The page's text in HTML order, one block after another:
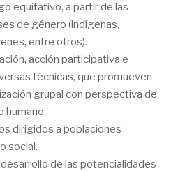
equitativo, a partir de las
de género (indígenas,
entre otros).
acción participativa e
técnicas, que promueven
grupal con perspectiva de
humano.
dirigidos a poblaciones
social.
de las potencialidades